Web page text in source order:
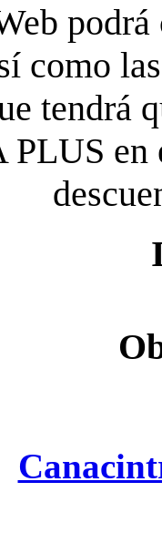
como
tendrá
en